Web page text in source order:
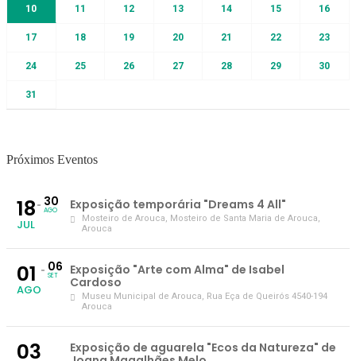
10 11 12 13 14 15 16
17 18 19 20 21 22 23
24 25 26 27 28 29 30
31
Próximos Eventos
18
JUL
30
AGO Exposição temporária "Dreams 4 All"
Mosteiro de Arouca, Mosteiro de Santa Maria de Arouca,
Arouca
01
AGO
06
SET
Exposição "Arte com Alma" de Isabel
Cardoso
Museu Municipal de Arouca, Rua Eça de Queirós 4540-194
Arouca
03
Exposição de aguarela "Ecos da Natureza" de